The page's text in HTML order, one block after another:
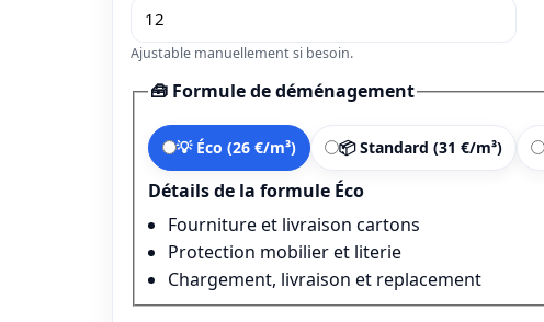
Ajustable manuellement si besoin.
🧰 Formule de déménagement
💡 Éco (26 €/m³) 📦 Standard (31 €/m³)
Détails de la formule Éco
Fourniture et livraison cartons
Protection mobilier et literie
Chargement, livraison et replacement